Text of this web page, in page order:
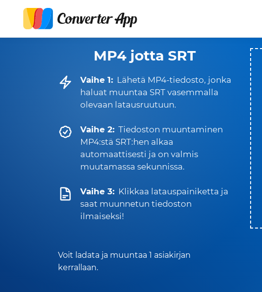
MP4 jotta SRT
Vaihe 1: Lähetä MP4-tiedosto, jonka
haluat muuntaa SRT vasemmalla
olevaan latausruutuun.
Vaihe 2: Tiedoston muuntaminen
MP4:stä SRT:hen alkaa
automaattisesti ja on valmis
muutamassa sekunnissa.
Vaihe 3: Klikkaa latauspainiketta ja
saat muunnetun tiedoston
ilmaiseksi!
Voit ladata ja muuntaa 1 asiakirjan
kerrallaan.